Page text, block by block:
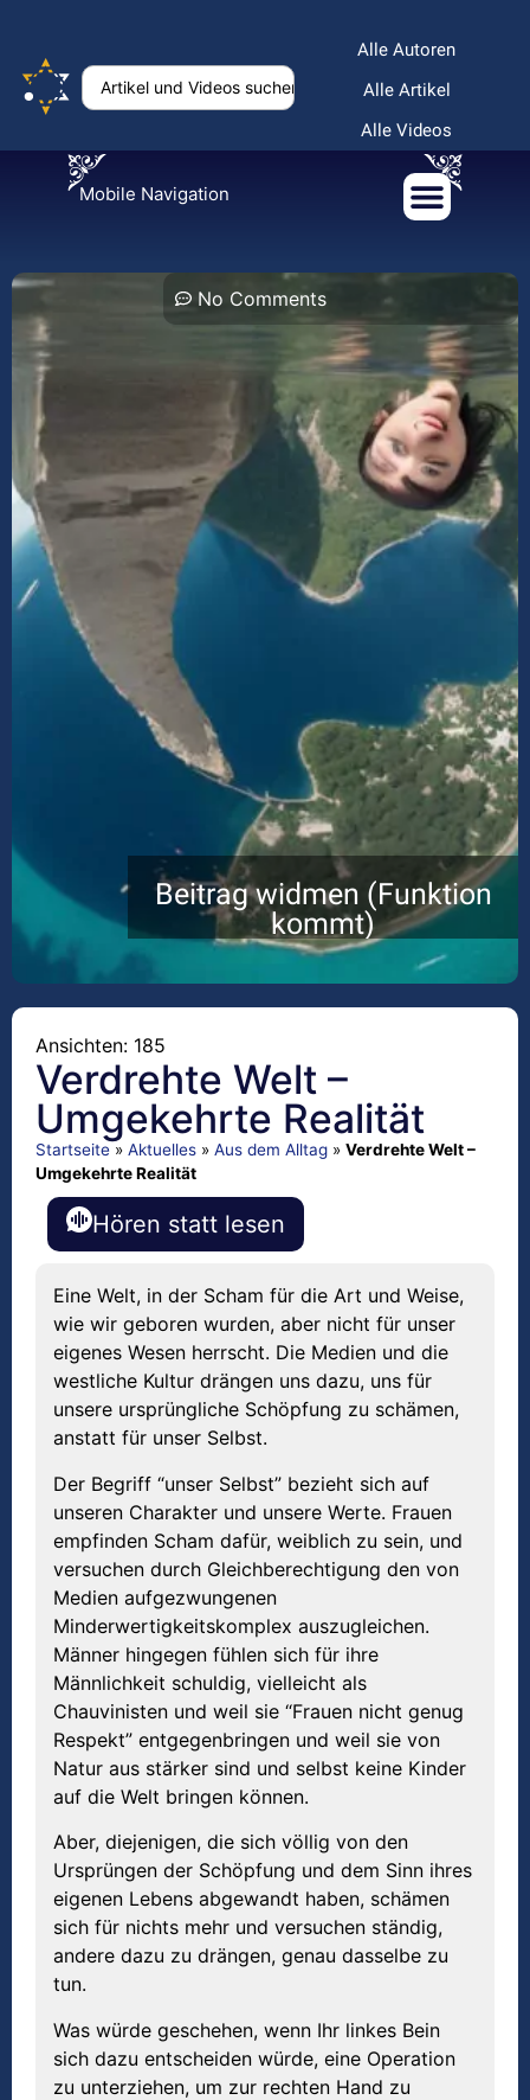
Alle Autoren
Alle Artikel
Alle Videos
Mobile Navigation
No Comments
Beitrag widmen (Funktion
kommt)
Ansichten: 185
Verdrehte Welt –
Umgekehrte Realität
Startseite » Aktuelles » Aus dem Alltag » Verdrehte Welt –
Umgekehrte Realität
Hören statt lesen
Eine Welt, in der Scham für die Art und Weise,
wie wir geboren wurden, aber nicht für unser
eigenes Wesen herrscht. Die Medien und die
westliche Kultur drängen uns dazu, uns für
unsere ursprüngliche Schöpfung zu schämen,
anstatt für unser Selbst.
Der Begriff “unser Selbst” bezieht sich auf
unseren Charakter und unsere Werte. Frauen
empfinden Scham dafür, weiblich zu sein, und
versuchen durch Gleichberechtigung den von
Medien aufgezwungenen
Minderwertigkeitskomplex auszugleichen.
Männer hingegen fühlen sich für ihre
Männlichkeit schuldig, vielleicht als
Chauvinisten und weil sie “Frauen nicht genug
Respekt” entgegenbringen und weil sie von
Natur aus stärker sind und selbst keine Kinder
auf die Welt bringen können.
Aber, diejenigen, die sich völlig von den
Ursprüngen der Schöpfung und dem Sinn ihres
eigenen Lebens abgewandt haben, schämen
sich für nichts mehr und versuchen ständig,
andere dazu zu drängen, genau dasselbe zu
tun.
Was würde geschehen, wenn Ihr linkes Bein
sich dazu entscheiden würde, eine Operation
zu unterziehen, um zur rechten Hand zu